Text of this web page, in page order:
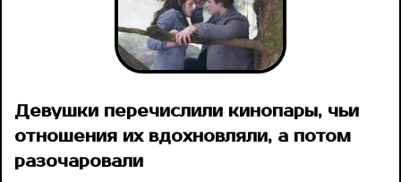
Девушки перечислили кинопары, чьи
отношения их вдохновляли, а потом
разочаровали